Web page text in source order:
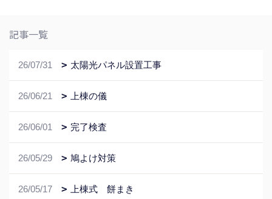
記事一覧
26/07/31 太陽光パネル設置工事
26/06/21 上棟の儀
26/06/01 完了検査
26/05/29 鳩よけ対策
26/05/17 上棟式 餅まき